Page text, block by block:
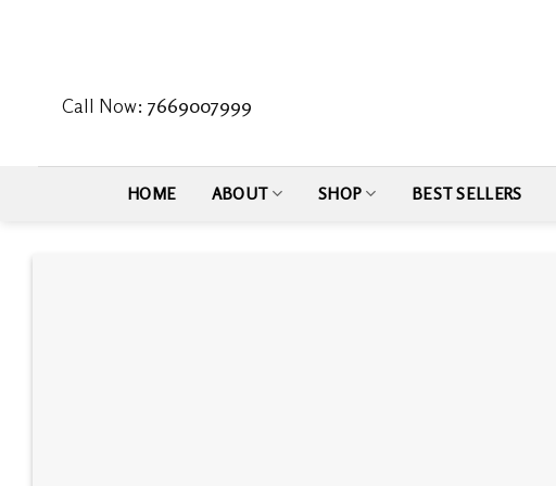
Call Now:7669007999
HOME ABOUT SHOP BEST SELLERS